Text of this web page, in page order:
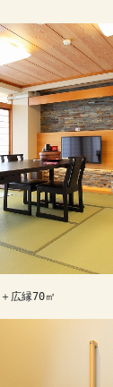
広縁70㎡